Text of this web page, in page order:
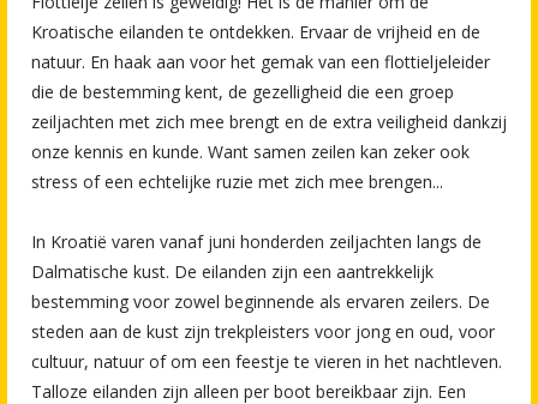
Kroatische eilanden te ontdekken. Ervaar de vrijheid en de
natuur. En haak aan voor het gemak van een flottieljeleider
die de bestemming kent, de gezelligheid die een groep
zeiljachten met zich mee brengt en de extra veiligheid dankzij
onze kennis en kunde. Want samen zeilen kan zeker ook
stress of een echtelijke ruzie met zich mee brengen...
In Kroatië varen vanaf juni honderden zeiljachten langs de
Dalmatische kust. De eilanden zijn een aantrekkelijk
bestemming voor zowel beginnende als ervaren zeilers. De
steden aan de kust zijn trekpleisters voor jong en oud, voor
cultuur, natuur of om een feestje te vieren in het nachtleven.
Talloze eilanden zijn alleen per boot bereikbaar zijn. Een